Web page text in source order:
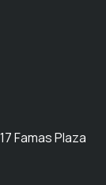
Famas Plaza